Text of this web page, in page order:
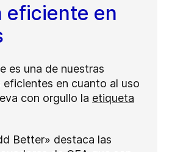
eficiente en
es una de nuestras
eficientes en cuanto al uso
con orgullo la etiqueta
Better» destaca las